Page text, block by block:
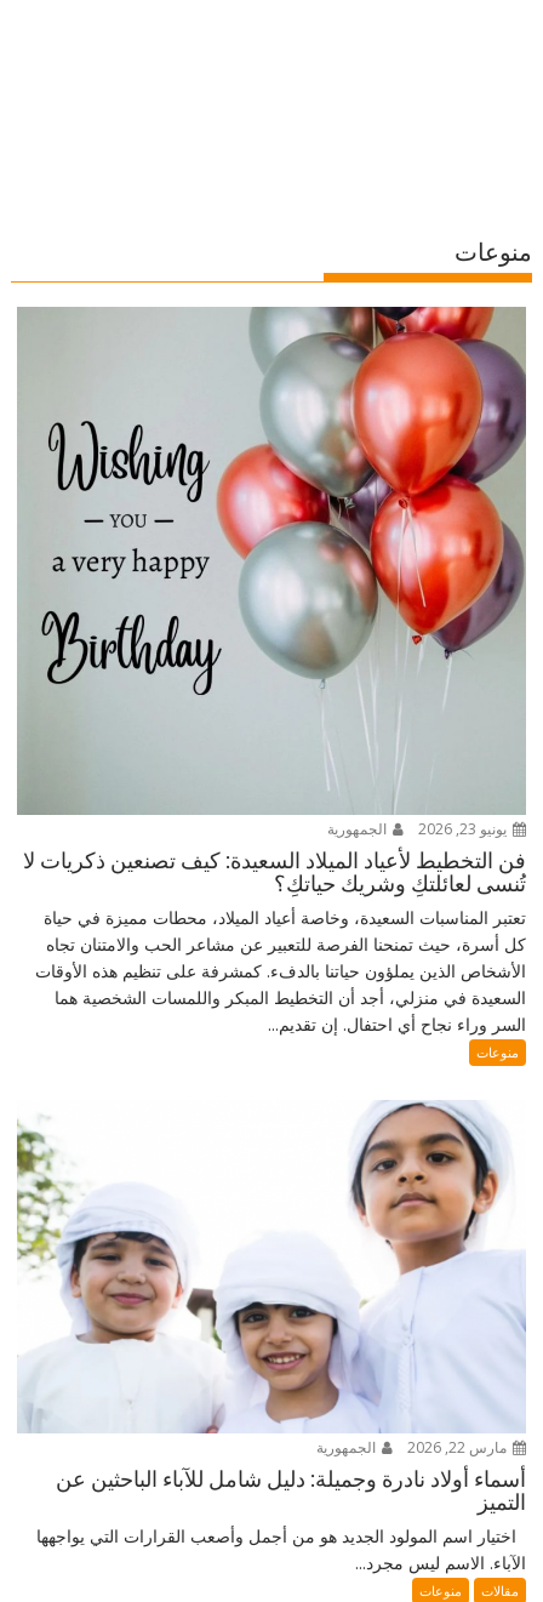
منوعات
يونيو 23, 2026 الجمهورية
فن التخطيط لأعياد الميلاد السعيدة: كيف تصنعين ذكريات لا
تُنسى لعائلتكِ وشريك حياتكِ؟
تعتبر المناسبات السعيدة، وخاصة أعياد الميلاد، محطات مميزة في حياة
كل أسرة، حيث تمنحنا الفرصة للتعبير عن مشاعر الحب والامتنان تجاه
الأشخاص الذين يملؤون حياتنا بالدفء. كمشرفة على تنظيم هذه الأوقات
السعيدة في منزلي، أجد أن التخطيط المبكر واللمسات الشخصية هما
السر وراء نجاح أي احتفال. إن تقديم...
منوعات
مارس 22, 2026 الجمهورية
أسماء أولاد نادرة وجميلة: دليل شامل للآباء الباحثين عن
التميز
اختيار اسم المولود الجديد هو من أجمل وأصعب القرارات التي يواجهها
الآباء. الاسم ليس مجرد...
مقالات منوعات